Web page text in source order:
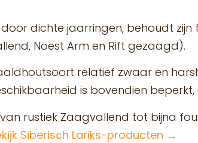
dichte jaarringen, behoudt zijn
Noest Arm en Rift gezaagd).
relatief zwaar en
is bovendien
van rustiek Zaagvallend tot bijna
Siberisch Lariks-producten →